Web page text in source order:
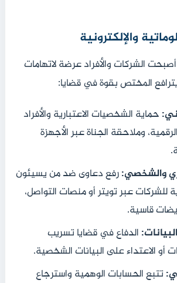
الشركات والأفراد عرضة لاتهامات
المختص بقوة في قضايا:
حماية الشخصيات الاعتبارية والأفراد
وملاحقة الجناة عبر الأجهزة
والشخصي:رفع دعاوى ضد من يسيئون
للشركات عبر تويتر أو منصات التواصل،
قاسية.
الدفاع في قضايا تسريب
أو الاعتداء على البيانات الشخصية.
تتبع الحسابات الوهمية واسترجاع